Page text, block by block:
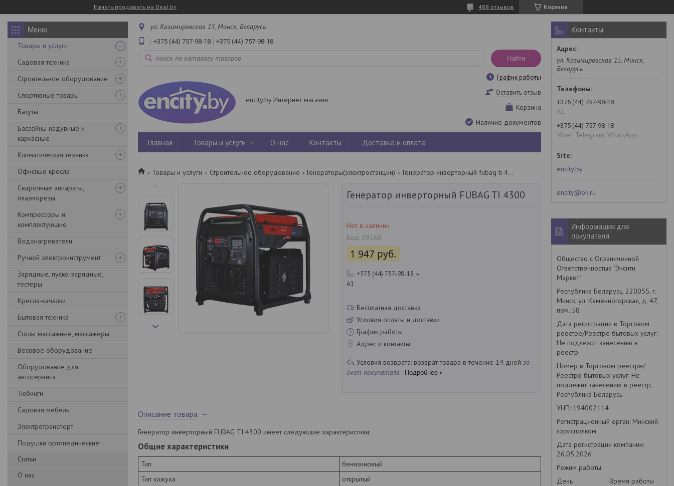
Начать продавать на Deal.by Корзина
488 отзывов
Товары и услуги
Садовая техника
Строительное оборудование
Спортивные товары
Батуты
Бассейны надувные и
каркасные
Климатическая техника
Офисные кресла
Сварочные аппараты,
плазморезы
Компрессоры и
комплектующие
Водонагреватели
Ручной электроинструмент
Зарядные, пуско-зарядные,
тестеры
Кресла-качалки
Бытовая техника
Столы массажные, массажеры
Весовое оборудование
Оборудование для
автосервиса
Тюбинги
Садовая мебель
Электротранспорт
Подушки ортопедические
Статьи
О нас
ул. Казимировская 15, Минск, Беларусь
+375 (44) 757-98-18 +375 (44) 757-98-18
Найти
encity.by Интернет магазин
График работы
Оставить отзыв
Корзина
Наличие документов
Главная Товары и услуги О нас Контакты Доставка и оплата
Товары и услуги Строительное оборудование Генераторы(электростанции) Генератор инверторный fubag ti 4300
Генератор инверторный FUBAG TI 4300
Нет в наличии
Код: 39168
1 947 руб.
+375 (44) 757-98-18
A1
Бесплатная доставка
Условия оплаты и доставки
График работы
Адрес и контакты
возврат товара в течение 14 дней за
счет покупателя
Подробнее
Описание товара
Генератор инверторный FUBAG TI 4300 имеет следующие характеристики:
Общие характеристики
Тип
бенизиновый
Тип кожуха
открытый
Контакты
ул. Казимировская 15, Минск,
Беларусь
+375 (44) 757-98-18
A1
+375 (44) 757-98-18
Viber, Telegram, WhatsApp
encity.by
encity@bk.ru
Информация для
покупателя
Общество с Ограниченной
Ответственностью "Энсити
Маркет"
Республика Беларусь, 220055, г.
Минск, ул. Каменногорская, д. 47,
пом. 58
Дата регистрации в Торговом
реестре/Реестре бытовых услуг:
Не подлежит занесению в
реестр
Номер в Торговом реестре/
Реестре бытовых услуг: Не
подлежит занесению в реестр,
Республика Беларусь
УНП: 194002114
Регистрационный орган: Минский
горисполком
Дата регистрации компании:
26.05.2026
Режим работы:
День
Время работы